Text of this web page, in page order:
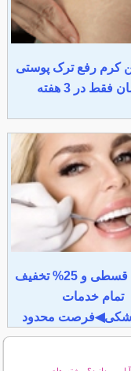
کرم رفع ترک پوستی
فقط در 3 هفته
پرداخت قسطی و 25% تخفیف
تمام خدمات
محدود